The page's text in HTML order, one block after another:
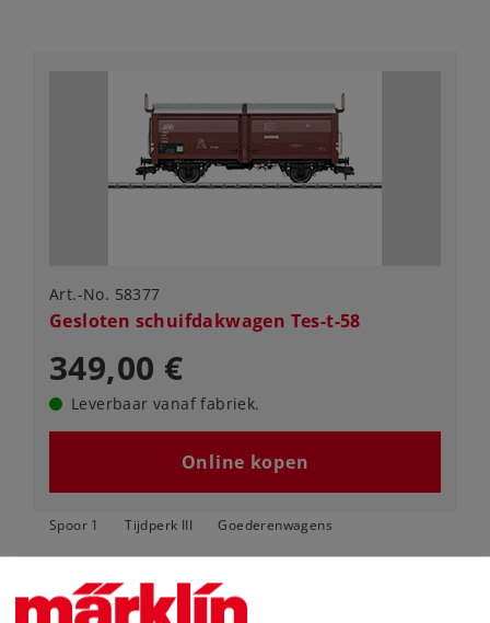
Art.-No. 58377
Gesloten schuifdakwagen Tes-t-58
349,00 €
Leverbaar vanaf fabriek.
Online kopen
Spoor 1 Tijdperk III Goederenwagens